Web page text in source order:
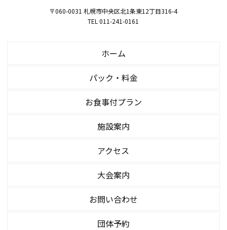
〒060-0031 札幌市中央区北1条東12丁目316-4
TEL 011-241-0161
ホーム
パック・料金
お食事付プラン
施設案内
アクセス
大会案内
お問い合わせ
団体予約